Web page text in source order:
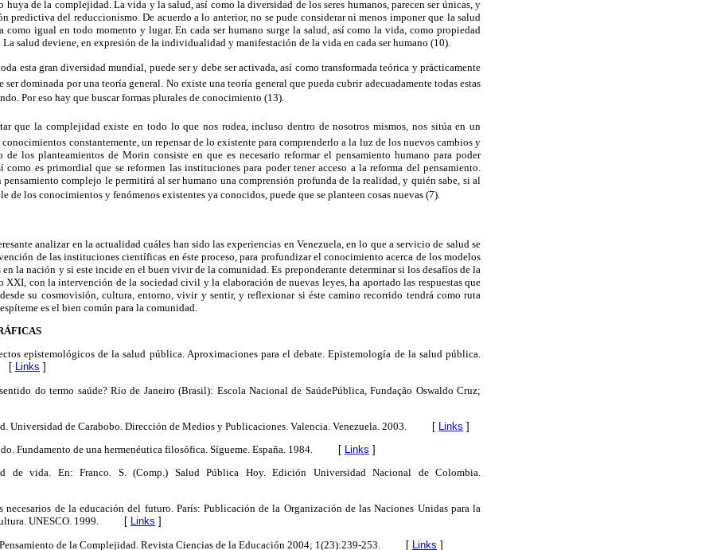
huya de la complejidad. La vida y la salud, así como la diversidad de los seres humanos, parecen ser únicas, y
predictiva del reduccionismo. De acuerdo a lo anterior, no se pude considerar ni menos imponer que la salud
como igual en todo momento y lugar. En cada ser humano surge la salud, así como la vida, como propiedad
La salud deviene, en expresión de la individualidad y manifestación de la vida en cada ser humano (10).
esta gran diversidad mundial, puede ser y debe ser activada, así como transformada teórica y prácticamente
ser dominada por una teoría general. No existe una teoría general que pueda cubrir adecuadamente todas estas
Por eso hay que buscar formas plurales de conocimiento (13).
que la complejidad existe en todo lo que nos rodea, incluso dentro de nosotros mismos, nos sitúa en un
constantemente, un repensar de lo existente para comprenderlo a la luz de los nuevos cambios y
los planteamientos de Morin consiste en que es necesario reformar el pensamiento humano para poder
como es primordial que se reformen las instituciones para poder tener acceso a la reforma del pensamiento.
pensamiento complejo le permitirá al ser humano una comprensión profunda de la realidad, y quién sabe, si al
de los conocimientos y fenómenos existentes ya conocidos, puede que se planteen cosas nuevas (7).
analizar en la actualidad cuáles han sido las experiencias en Venezuela, en lo que a servicio de salud se
de las instituciones científicas en éste proceso, para profundizar el conocimiento acerca de los modelos
la nación y si este incide en el buen vivir de la comunidad. Es preponderante determinar si los desafíos de la
con la intervención de la sociedad civil y la elaboración de nuevas leyes, ha aportado las respuestas que
su cosmovisión, cultura, entorno, vivir y sentir, y reflexionar si éste camino recorrido tendrá como ruta
es el bien común para la comunidad.
epistemológicos de la salud pública. Aproximaciones para el debate. Epistemología de la salud pública.
Links ]
do termo saúde? Río de Janeiro (Brasil): Escola Nacional de SaúdePública, Fundação Oswaldo Cruz;
Universidad de Carabobo. Dirección de Medios y Publicaciones. Valencia. Venezuela. 2003. [ Links ]
Fundamento de una hermenéutica filosófica. Sígueme. España. 1984.
[ Links ]
vida. En: Franco. S. (Comp.) Salud Pública Hoy. Edición Universidad Nacional de Colombia.
necesarios de la educación del futuro. París: Publicación de la Organización de las Naciones Unidas para la
UNESCO. 1999. [ Links ]
de la Complejidad. Revista Ciencias de la Educación 2004; 1(23):239-253.
[ Links ]